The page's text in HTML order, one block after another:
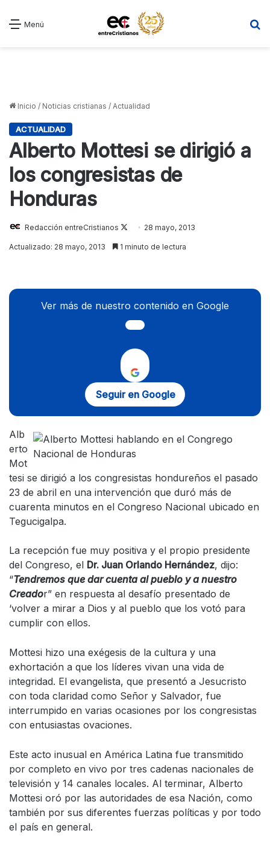
Menú
Inicio / Noticias cristianas / Actualidad
ACTUALIDAD
Alberto Mottesi se dirigió a
los congresistas de
Honduras
Redacción entreCristianos
Follow
on
28 mayo, 2013
Actualizado: 28 mayo, 2013 1 minuto de lectura
Ver más de nuestro contenido en Google
Seguir en Google
Alb
erto
Mot
tesi se dirigió a los congresistas hondureños el pasado
23 de abril en una intervención que duró más de
cuarenta minutos en el Congreso Nacional ubicado en
Tegucigalpa.
La recepción fue muy positiva y el propio presidente
del Congreso, el Dr. Juan Orlando Hernández, dijo:
“Tendremos que dar cuenta al pueblo y a nuestro
Creador” en respuesta al desafío presentado de
‘volver a mirar a Dios y al pueblo que los votó para
cumplir con ellos.
Mottesi hizo una exégesis de la cultura y una
exhortación a que los líderes vivan una vida de
integridad. El evangelista, que presentó a Jesucristo
con toda claridad como Señor y Salvador, fue
interrumpido en varias ocasiones por los congresistas
con entusiastas ovaciones.
Este acto inusual en América Latina fue transmitido
por completo en vivo por tres cadenas nacionales de
televisión y 14 canales locales. Al terminar, Alberto
Mottesi oró por las autoridades de esa Nación, como
también por sus diferentes fuerzas políticas y por todo
el país en general.